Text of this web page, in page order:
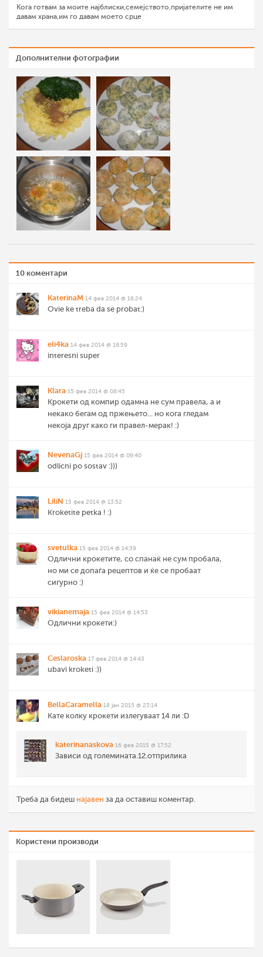
Кога готвам за моите најблиски,семејството,пријателите не им
давам храна,им го давам моето срце
Дополнителни фотографии
10 коментари
KaterinaM 14 фев 2014 @ 16:24
Ovie ke treba da se probat:)
eli4ka 14 фев 2014 @ 18:59
interesni super
Klara 15 фев 2014 @ 08:45
Крокети од компир одамна не сум правела, а и
некако бегам од пржењето... но кога гледам
некоја друг како ги правел-мерак! :)
NevenaGj 15 фев 2014 @ 09:40
odlicni po sostav :)))
LiliN 15 фев 2014 @ 13:52
Kroketite petka ! :)
svetulka 15 фев 2014 @ 14:39
Одлични крокетите, со спанаќ не сум пробала,
но ми се допаѓа рецептов и ќе се пробаат
сигурно :)
vikianemaja 15 фев 2014 @ 14:53
Oдлични крокети:)
Ceslaroska 17 фев 2014 @ 14:43
ubavi kroketi :))
BellaCaramella 18 јан 2015 @ 23:14
Кате колку крокети излегуваат 14 ли :D
katerinanaskova 16 фев 2015 @ 17:52
Зависи од големината.12.отприлика
Треба да бидеш најавен за да оставиш коментар.
Користени производи